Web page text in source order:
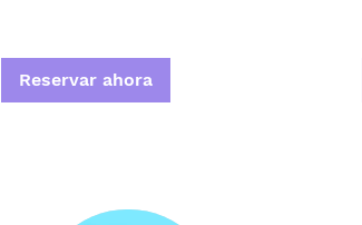
Reservar ahora